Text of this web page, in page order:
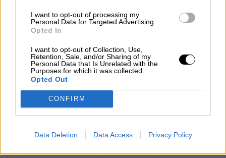
I want to opt-out of processing my
Personal Data for Targeted Advertising.
Opted In
I want to opt-out of Collection, Use,
Retention, Sale, and/or Sharing of my
Personal Data that Is Unrelated with the
Purposes for which it was collected.
Opted Out
CONFIRM
Data Deletion Data Access Privacy Policy